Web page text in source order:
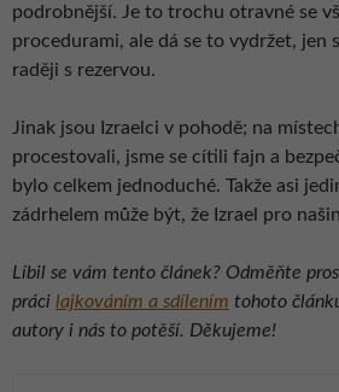
podrobnější. Je to trochu otravné se
procedurami, ale dá se to vydržet, jen
raději s rezervou.
Jinak jsou Izraelci v pohodě; na
procestovali, jsme se cítili fajn a
bylo celkem jednoduché. Takže asi
zádrhelem může být, že Izrael pro
Líbil se vám tento článek? Odměňte
práci lajkováním a sdílením tohoto
autory i nás to potěší. Děkujeme!